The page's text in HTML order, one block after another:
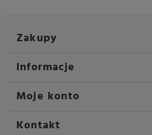
Zakupy
Informacje
Moje konto
Kontakt